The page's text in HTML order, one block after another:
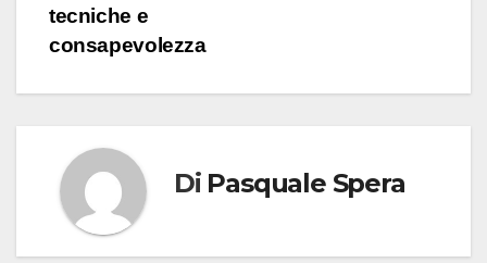
tecniche e
consapevolezza
Di Pasquale Spera